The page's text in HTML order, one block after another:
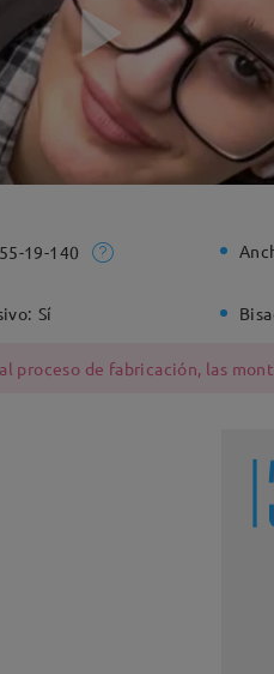
55-19-140
Sí
proceso de fabricación, las